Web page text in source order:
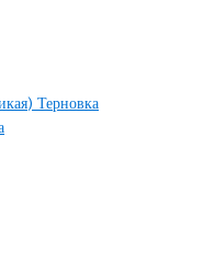
Терновка